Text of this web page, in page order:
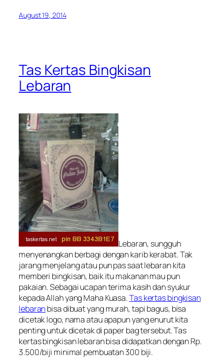
August 19, 2014
Tas Kertas Bingkisan
Lebaran
Lebaran, sungguh
menyenangkan berbagi dengan karib kerabat. Tak
jarang menjelang atau pun pas saat lebaran kita
memberi bingkisan, baik itu makanan mau pun
pakaian. Sebagai ucapan terima kasih dan syukur
kepada Allah yang Maha Kuasa.Tas kertas bingkisan
lebaranbisa dibuat yang murah, tapi bagus, bisa
dicetak logo, nama atau apapun yang enurut kita
penting untuk dicetak di paper bag tersebut. Tas
kertas bingkisan lebaran bisa didapatkan dengan Rp.
3.500/biji minimal pembuatan 300 biji.